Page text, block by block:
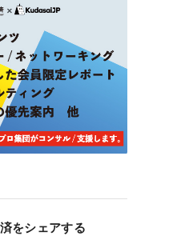
をシェアする